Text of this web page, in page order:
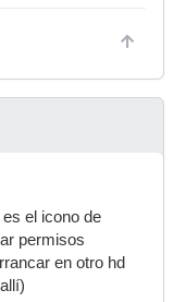
el icono de
permisos
en otro hd